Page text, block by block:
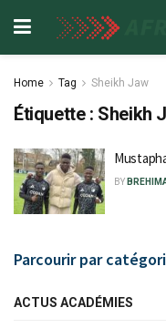
Home Tag Sheikh Jaw
Étiquette : Sheikh
BY
Parcourir par
ACTUS ACADÉMIES